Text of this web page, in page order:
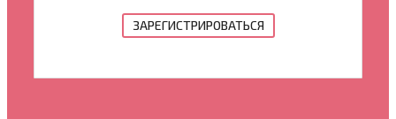
ЗАРЕГИСТРИРОВАТЬСЯ